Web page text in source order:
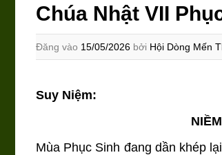
Chúa Nhật VII
Đăng vào 15/05/2026 bởi Hội Dòng Mến
Suy Niệm:
Mùa Phục Sinh đang dần khép